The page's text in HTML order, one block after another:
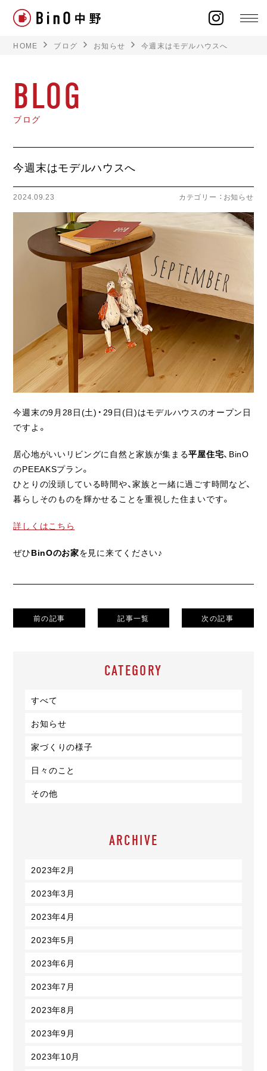
ラインナップ
施工事例
オーナー様の声
モデルハウス
ライフスタイル
クオリティ
お知らせ
ブログ
会社概要
スタッフ紹介
HOME ブログ お知らせ 今週末はモデルハウスへ
BLOG
ブログ
今週末はモデルハウスへ
2024.09.23 カテゴリー ： お知らせ
今週末の9月28日(土)・29日(日)はモデルハウスのオープン日
ですよ。
居心地がいいリビングに自然と家族が集まる平屋住宅、BinO
のPEEAKSプラン。
ひとりの没頭している時間や、家族と一緒に過ごす時間など、
暮らしそのものを輝かせることを重視した住まいです。
詳しくはこちら
ぜひBinOのお家を見に来てください♪
前の記事 記事一覧 次の記事
CATEGORY
すべて
お知らせ
家づくりの様子
日々のこと
その他
ARCHIVE
2023年2月
2023年3月
2023年4月
2023年5月
2023年6月
2023年7月
2023年8月
2023年9月
2023年10月